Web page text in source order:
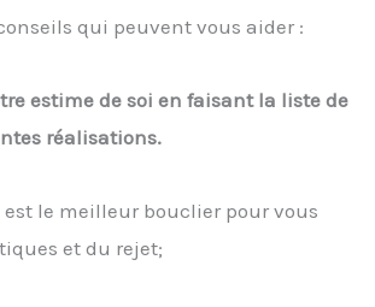
qui peuvent vous aider :
estime de soi en faisant la liste de
réalisations.
le meilleur bouclier pour vous
et du rejet;